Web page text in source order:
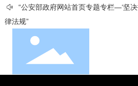
“公安部政府网站首页专题专栏—‘坚
律法规”